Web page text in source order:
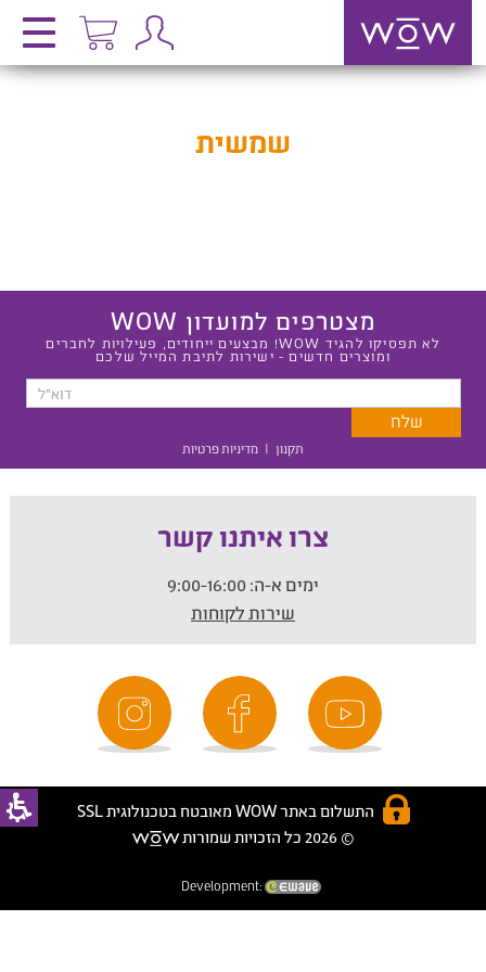
שמשית
מצטרפים למועדון WOW
לא תפסיקו להגיד WOW! מבצעים ייחודים, פעילויות לחברים
ומוצרים חדשים - ישירות לתיבת המייל שלכם
תקנון | מדיניות פרטיות
צרו איתנו קשר
ימים א-ה:
שירות לקוחות
התשלום באתר WOW מאובטח בטכנולוגית SSL
© 2026 כל הזכויות שמורות
Development: